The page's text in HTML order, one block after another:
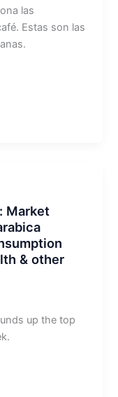
las
Estas son las
Market
& other
up the top